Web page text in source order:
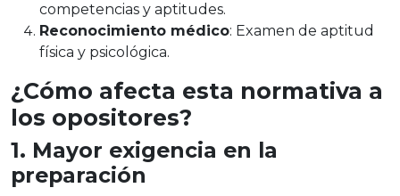
competencias y aptitudes.
Reconocimiento médico: Examen de aptitud
física y psicológica.
¿Cómo afecta esta normativa a
los opositores?
1. Mayor exigencia en la
preparación